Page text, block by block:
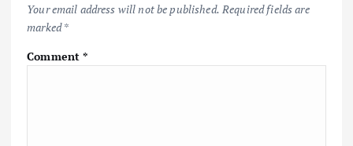
Your email address will not be published. Required fields are
marked*
Comment*